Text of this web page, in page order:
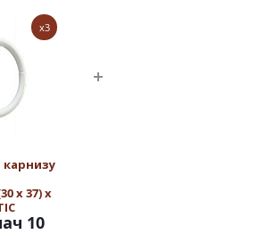
x3
карнизу
х 37) х
10